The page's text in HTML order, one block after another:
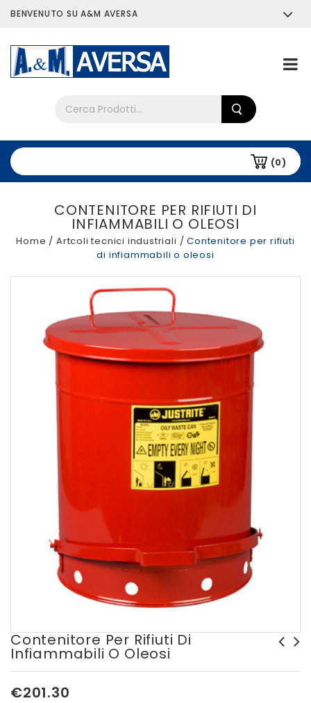
BENVENUTO SU A&M AVERSA
(0)
CONTENITORE PER RIFIUTI DI
INFIAMMABILI O OLEOSI
Home /Artcoli tecnici industriali /Contenitore per rifiuti
di infiammabili o oleosi
Contenitore Per Rifiuti Di
Infiammabili O Oleosi
€201.30